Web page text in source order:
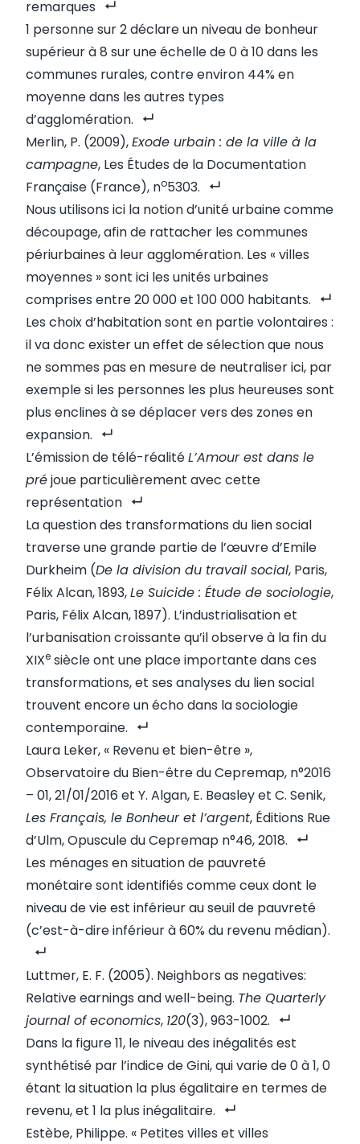
remarques
1 personne sur 2 déclare un niveau de bonheur
supérieur à 8 sur une échelle de 0 à 10 dans les
communes rurales, contre environ 44% en
moyenne dans les autres types
d’agglomération.
Merlin, P. (2009),Exode urbain : de la ville à la
campagne, Les Études de la Documentation
Française (France), no5303.
Nous utilisons ici la notion d’unité urbainecomme
découpage, afin de rattacher les communes
périurbaines à leur agglomération. Les « villes
moyennes » sont ici les unités urbaines
comprises entre 20 000 et 100 000 habitants.
Les choix d’habitation sont en partie volontaires :
il va donc exister un effet de sélection que nous
ne sommes pas en mesure de neutraliser ici, par
exemple si les personnes les plus heureuses sont
plus enclines à se déplacer vers des zones en
expansion.
L’émission de télé-réalitéL’Amour est dans le
préjoue particulièrement avec cette
représentation
La question des transformations du lien social
traverse une grande partie de l’œuvre d’Emile
Durkheim (De la division du travail social, Paris,
Félix Alcan, 1893,Le Suicide : Étude de sociologie,
Paris, Félix Alcan, 1897). L’industrialisation et
l’urbanisation croissante qu’il observe à la fin du
XIXe siècle ont une place importante dans ces
transformations, et ses analyses du lien social
trouvent encore un écho dans la sociologie
contemporaine.
Laura Leker, « Revenu et bien-être »,
Observatoire du Bien-être du Cepremap, n°2016
– 01, 21/01/2016 et Y. Algan, E. Beasley et C. Senik,
Les Français, le Bonheur et l’argent, Éditions Rue
d’Ulm, Opuscule du Cepremap n°46, 2018.
Les ménages en situation de pauvreté
monétaire sont identifiés comme ceux dont le
niveau de vie est inférieur au seuil de pauvreté
(c’est-à-dire inférieur à 60% du revenu médian).
Luttmer, E. F. (2005). Neighbors as negatives:
Relative earnings and well-being. The Quarterly
journal of economics, 120(3), 963-1002.
Dans la figure 11, le niveau des inégalités est
synthétisé par l’indice de Gini, qui varie de 0 à 1, 0
étant la situation la plus égalitaire en termes de
revenu, et 1 la plus inégalitaire.
Estèbe, Philippe. « Petites villes et villes